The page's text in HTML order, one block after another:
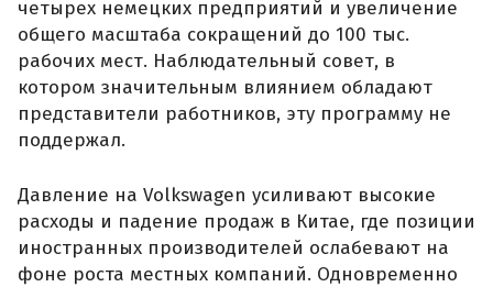
четырех немецких предприятий и увеличение
общего масштаба сокращений до 100 тыс.
рабочих мест. Наблюдательный совет, в
котором значительным влиянием обладают
представители работников, эту программу не
поддержал.
Давление на Volkswagen усиливают высокие
расходы и падение продаж в Китае, где позиции
иностранных производителей ослабевают на
фоне роста местных компаний. Одновременно